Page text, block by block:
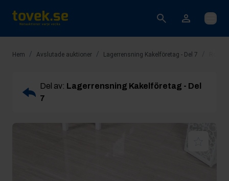
Öppna
Hem / Avslutade auktioner / Lagerrensning Kakelföretag - Del 7
Del av: Lagerrensning Kakelföretag - Del
7